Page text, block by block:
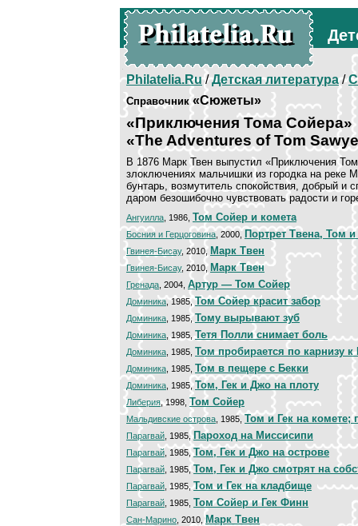
Philatelia.Ru/Детская литература/
Справочник«Сюжеты»
«Приключения Тома Сойера»
«The Adventures of Tom
В 1876 Марк Твен выпустил «Приключения
злоключениях мальчишки из городка на реке
бунтарь, возмутитель спокойствия, добрый и
даром безошибочно чувствовать радости и
Ангуилла , 1986, Том Сойер и комета
Босния и Герцоговина , 2000, Портрет Твена, Том и
Гвинея-Бисау, 2010, Марк Твен
Гвинея-Бисау, 2010, Марк Твен
Гренада , 2004, Артур — Том Сойер
Доминика, 1985,Том Сойер красит забор
Доминика , 1985,Тому вырывают зуб
Доминика , 1985,Тетя Полли снимает боль
Доминика , 1985, Том пробирается по карнизу к
Доминика , 1985, Том в пещере с Бекки
Доминика , 1985,Том, Гек и Джо на плоту
Либерия, 1998, Том Сойер
Мальдивские острова , 1985, Том и Гек на комете;
Парагвай , 1985,Пароход на Миссисипи
Парагвай , 1985,Том, Гек и Джо на острове
Парагвай , 1985,Том, Гек и Джо смотрят на
Парагвай , 1985,Том и Гек на кладбище
Парагвай , 1985, Том Сойер и Гек Финн
Сан-Марино , 2010,Марк Твен